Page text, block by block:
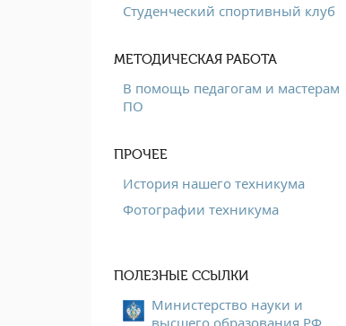
Студенческий спортивный клуб
МЕТОДИЧЕСКАЯ РАБОТА
В помощь педагогам и мастерам
ПО
ПРОЧЕЕ
История нашего техникума
Фотографии техникума
ПОЛЕЗНЫЕ ССЫЛКИ
Министерство науки и
высшего образования РФ